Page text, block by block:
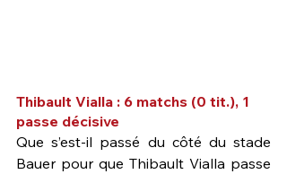
Thibault Vialla : 6 matchs (0 tit.), 1
passe décisive
Que s’est-il passé du côté du stade
Bauer pour que Thibault Vialla passe